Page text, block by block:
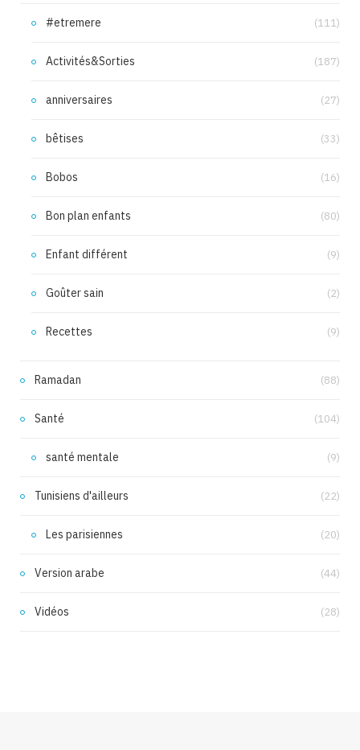
#etremere (111)
Activités&Sorties (187)
anniversaires (27)
bêtises (33)
Bobos (16)
Bon plan enfants (80)
Enfant différent (9)
Goûter sain (2)
Recettes (9)
Ramadan (88)
Santé (104)
santé mentale (9)
Tunisiens d'ailleurs (22)
Les parisiennes (20)
Version arabe (44)
Vidéos (28)